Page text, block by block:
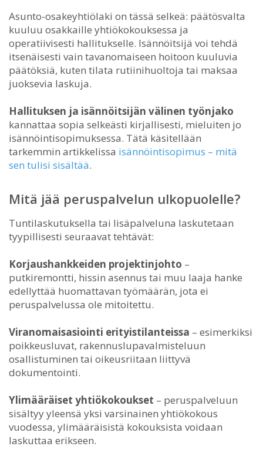
Asunto-osakeyhtiölaki on tässä selkeä: päätösvalta
kuuluu osakkaille yhtiökokouksessa ja
operatiivisesti hallitukselle. Isännöitsijä voi tehdä
itsenäisesti vain tavanomaiseen hoitoon kuuluvia
päätöksiä, kuten tilata rutiinihuoltoja tai maksaa
juoksevia laskuja.
Hallituksen ja isännöitsijän välinen työnjako
kannattaa sopia selkeästi kirjallisesti, mieluiten jo
isännöintisopimuksessa. Tätä käsitellään
tarkemmin artikkelissa isännöintisopimus – mitä
sen tulisi sisältää.
Mitä jää peruspalvelun ulkopuolelle?
Tuntilaskutuksella tai lisäpalveluna laskutetaan
tyypillisesti seuraavat tehtävät:
Korjaushankkeiden projektinjohto –
putkiremontti, hissin asennus tai muu laaja hanke
edellyttää huomattavan työmäärän, jota ei
peruspalvelussa ole mitoitettu.
Viranomaisasiointi erityistilanteissa – esimerkiksi
poikkeusluvat, rakennuslupavalmisteluun
osallistuminen tai oikeusriitaan liittyvä
dokumentointi.
Ylimääräiset yhtiökokoukset – peruspalveluun
sisältyy yleensä yksi varsinainen yhtiökokous
vuodessa, ylimääräisistä kokouksista voidaan
laskuttaa erikseen.